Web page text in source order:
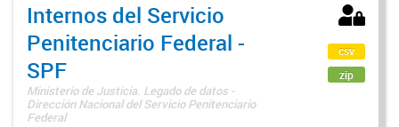
Internos del Servicio
Penitenciario Federal -
SPF
Ministerio de Justicia. Legado de datos -
Dirección Nacional del Servicio Penitenciario
Federal
csv
zip